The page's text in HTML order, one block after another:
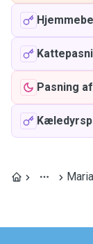
Pasning